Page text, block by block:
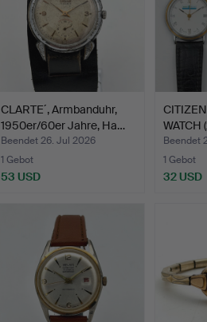
CLARTE´, Armbanduhr,
1950er/60er Jahre, Ha…
Beendet 26. Jul 2026
1 Gebot
53 USD
WATCH
…
Beendet
1 Gebot
32 USD